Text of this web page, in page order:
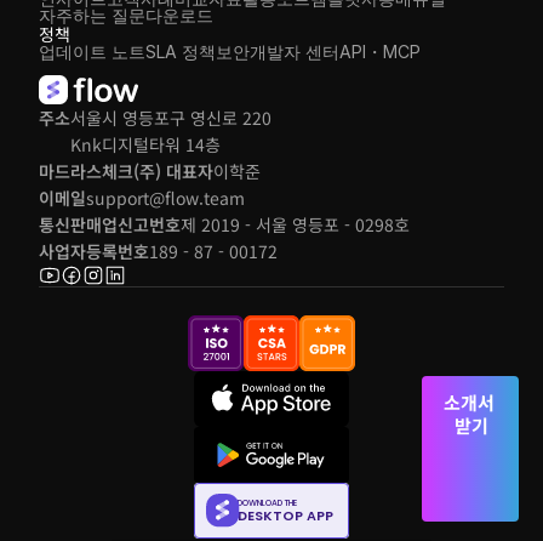
주소서울시 영등포구 영신로 220
Knk디지털타워 14층
마드라스체크(주) 대표자이학준
이메일support@flow.team
통신판매업신고번호제 2019 - 서울 영등포 - 0298호
사업자등록번호189 - 87 - 00172
자주하는 질문다운로드
정책
업데이트 노트SLA 정책 보안개발자 센터API・MCP
DOWNLOAD THE
DESKTOP APP
소개서
받기